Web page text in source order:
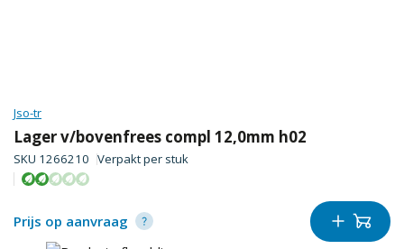
Jso-tr
Lager v/bovenfrees compl 12,0mm h02
SKU 1266210 Verpakt per stuk
Prijs op aanvraag